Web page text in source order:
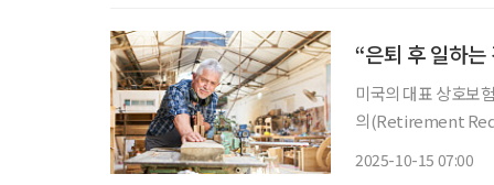
“은퇴 후 일하는
미국의 대표 상호보
의(Retirement
2025-10-15 07:00